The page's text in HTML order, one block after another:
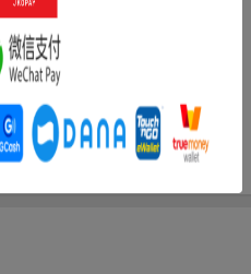
タベースより）
発表。数多くの恋愛小説を執
』にて出版デビューに至る（本
時に掲載されていたものです）